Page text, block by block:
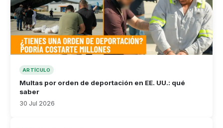
ARTÍCULO
Multas por orden de deportación en EE. UU.: qué
saber
30 Jul 2026